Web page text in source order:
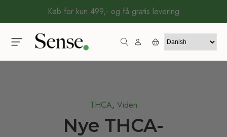
Køb for kun 499,- og få gratis levering
THCA, Viden
Nye THCA-